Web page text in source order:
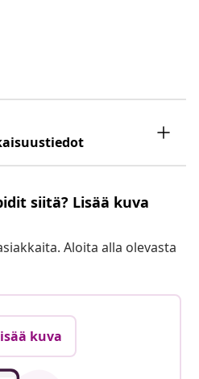
siitä? Lisää kuva
Aloita alla olevasta
kuva